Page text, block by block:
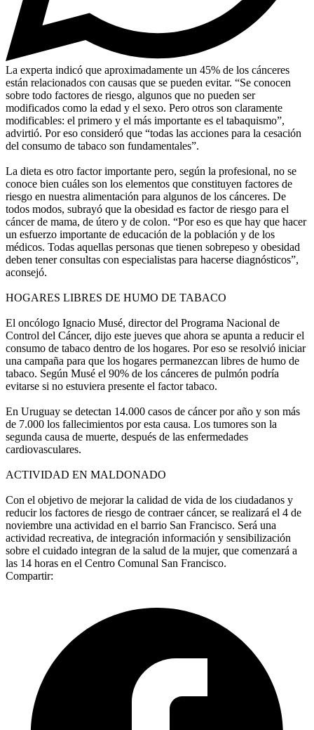
La experta indicó que aproximadamente un 45% de los cánceres
están relacionados con causas que se pueden evitar. “Se conocen
sobre todo factores de riesgo, algunos que no pueden ser
modificados como la edad y el sexo. Pero otros son claramente
modificables: el primero y el más importante es el tabaquismo”,
advirtió. Por eso consideró que “todas las acciones para la cesación
del consumo de tabaco son fundamentales”.
La dieta es otro factor importante pero, según la profesional, no se
conoce bien cuáles son los elementos que constituyen factores de
riesgo en nuestra alimentación para algunos de los cánceres. De
todos modos, subrayó que la obesidad es factor de riesgo para el
cáncer de mama, de útero y de colon. “Por eso es que hay que hacer
un esfuerzo importante de educación de la población y de los
médicos. Todas aquellas personas que tienen sobrepeso y obesidad
deben tener consultas con especialistas para hacerse diagnósticos”,
aconsejó.
HOGARES LIBRES DE HUMO DE TABACO
El oncólogo Ignacio Musé, director del Programa Nacional de
Control del Cáncer, dijo este jueves que ahora se apunta a reducir el
consumo de tabaco dentro de los hogares. Por eso se resolvió iniciar
una campaña para que los hogares permanezcan libres de humo de
tabaco. Según Musé el 90% de los cánceres de pulmón podría
evitarse si no estuviera presente el factor tabaco.
En Uruguay se detectan 14.000 casos de cáncer por año y son más
de 7.000 los fallecimientos por esta causa. Los tumores son la
segunda causa de muerte, después de las enfermedades
cardiovasculares.
ACTIVIDAD EN MALDONADO
Con el objetivo de mejorar la calidad de vida de los ciudadanos y
reducir los factores de riesgo de contraer cáncer, se realizará el 4 de
noviembre una actividad en el barrio San Francisco. Será una
actividad recreativa, de integración información y sensibilización
sobre el cuidado integran de la salud de la mujer, que comenzará a
las 14 horas en el Centro Comunal San Francisco.
Compartir: